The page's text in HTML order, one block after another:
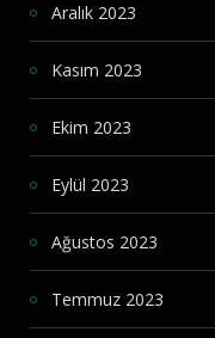
Aralık 2023
Kasım 2023
Ekim 2023
Eylül 2023
Ağustos 2023
Temmuz 2023